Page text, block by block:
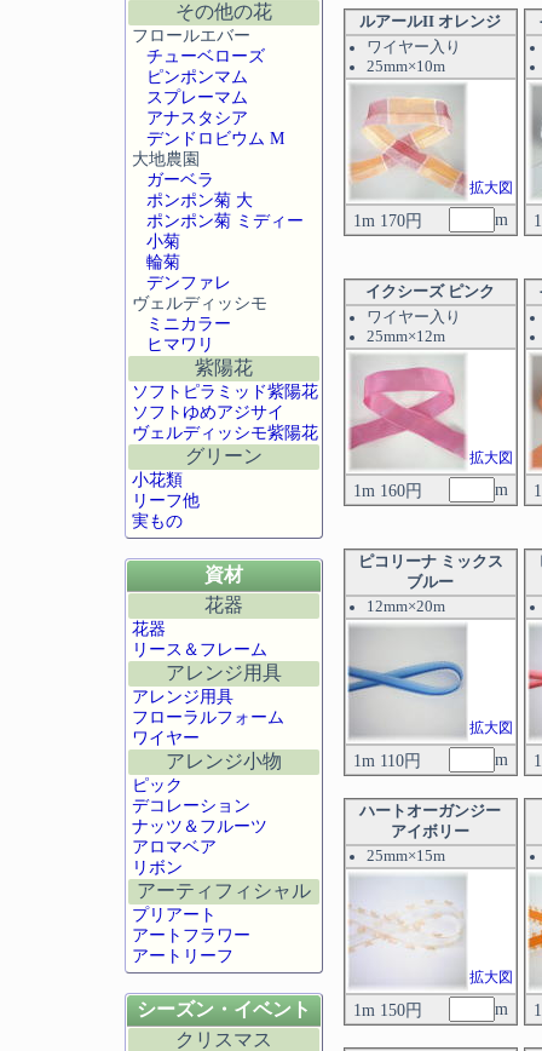
ルアールII オレンジ
ワイヤー入り
25mm×10m
拡大図
1m 170円 m
イクシーズ ピンク
ワイヤー入り
25mm×12m
拡大図
1m 160円 m
ピコリーナ ミックス
ブルー
12mm×20m
拡大図
1m 110円 m
ハートオーガンジー
アイボリー
25mm×15m
拡大図
1m 150円 m
その他の花
フロールエバー
チューベローズ
ピンポンマム
スプレーマム
アナスタシア
デンドロビウム M
大地農園
ガーベラ
ポンポン菊 大
ポンポン菊 ミディー
小菊
輪菊
デンファレ
ヴェルディッシモ
ミニカラー
ヒマワリ
紫陽花
ソフトピラミッド紫陽花
ソフトゆめアジサイ
ヴェルディッシモ紫陽花
グリーン
小花類
リーフ他
実もの
資材
花器
花器
リース＆フレーム
アレンジ用具
アレンジ用具
フローラルフォーム
ワイヤー
アレンジ小物
ピック
デコレーション
ナッツ＆フルーツ
アロマベア
リボン
アーティフィシャル
プリアート
アートフラワー
アートリーフ
シーズン・イベント
クリスマス